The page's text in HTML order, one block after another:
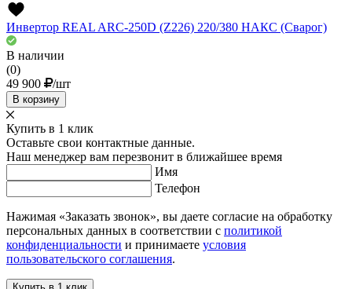
Инвертор REAL ARC-250D (Z226) 220/380 НАКС (Сварог)
В наличии
(0)
49 900
/шт
В корзину
Купить в 1 клик
Оставьте свои контактные данные.
Наш менеджер вам перезвонит в ближайшее время
Имя
Телефон
Нажимая «Заказать звонок», вы даете согласие на обработку
персональных данных в соответствии с политикой
конфиденциальности и принимаете условия
пользовательского соглашения.